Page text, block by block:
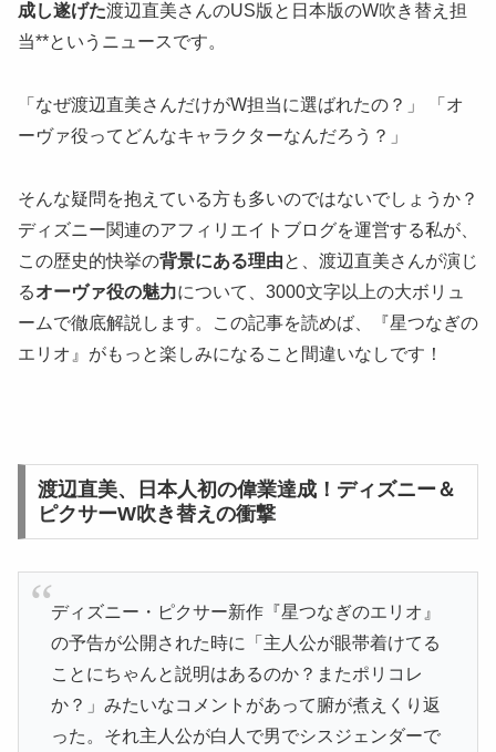
成し遂げた渡辺直美さんのUS版と日本版のW吹き替え担
当**というニュースです。
「なぜ渡辺直美さんだけがW担当に選ばれたの？」 「オ
ーヴァ役ってどんなキャラクターなんだろう？」
そんな疑問を抱えている方も多いのではないでしょうか？
ディズニー関連のアフィリエイトブログを運営する私が、
この歴史的快挙の背景にある理由と、渡辺直美さんが演じ
るオーヴァ役の魅力について、3000文字以上の大ボリュ
ームで徹底解説します。この記事を読めば、『星つなぎの
エリオ』がもっと楽しみになること間違いなしです！
渡辺直美、日本人初の偉業達成！ディズニー＆
ピクサーW吹き替えの衝撃
ディズニー・ピクサー新作『星つなぎのエリオ』
の予告が公開された時に「主人公が眼帯着けてる
ことにちゃんと説明はあるのか？またポリコレ
か？」みたいなコメントがあって腑が煮えくり返
った。それ主人公が白人で男でシスジェンダーで